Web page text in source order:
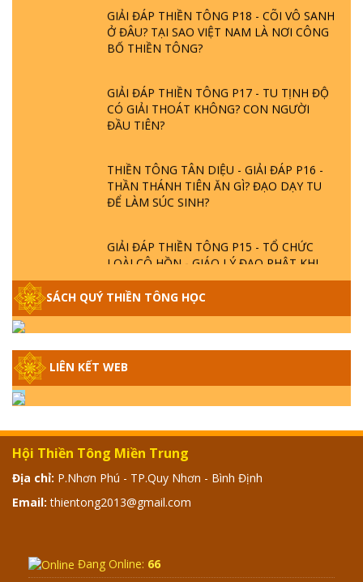
GIẢI ĐÁP THIỀN TÔNG P18 - CÕI VÔ SANH
Ở ĐÂU? TẠI SAO VIỆT NAM LÀ NƠI CÔNG
BỐ THIỀN TÔNG?
GIẢI ĐÁP THIỀN TÔNG P17 - TU TỊNH ĐỘ
CÓ GIẢI THOÁT KHÔNG? CON NGƯỜI
ĐẦU TIÊN?
THIỀN TÔNG TÂN DIỆU - GIẢI ĐÁP P16 -
THẦN THÁNH TIÊN ĂN GÌ? ĐẠO DẠY TU
ĐỂ LÀM SÚC SINH?
GIẢI ĐÁP THIỀN TÔNG P15 - TỔ CHỨC
LOÀI CÔ HỒN - GIÁO LÝ ĐẠO PHẬT KHI
GIẢI ĐÁP THIỀN TÔNG ĐẶC BIỆT - P14 -
NGUỒN GỐC ÂM LỊCH DƯƠNG LỊCH -
TẦNG BÌNH LƯU LỚN ĐẾN ĐÂU
CON NGƯỜI TU THÀNH PHẬT ĐƯỢC
GIẢI ĐÁP THIỀN TÔNG ĐẶC BIỆT - P12 -
SỰ THẬT VỀ ĐẠI HỒNG THỦY? TRỜI ĐÁNH
THÁNH ĐÂM THẦN VẶN HỌNG?
SÁCH QUÝ THIỀN TÔNG HỌC
LIÊN KẾT WEB
Hội Thiền Tông Miền Trung
Địa chỉ: P.Nhơn Phú - TP.Quy Nhơn - Bình Định
Email: thientong2013@gmail.com
Đang Online: 66